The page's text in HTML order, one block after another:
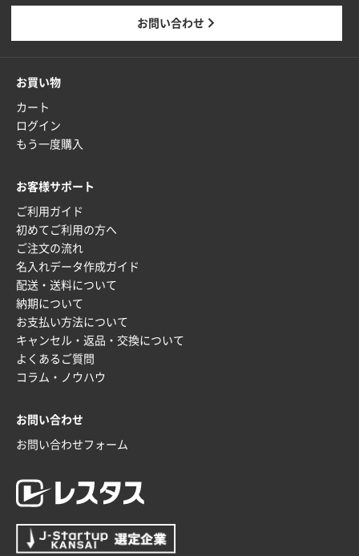
足している。
熊本県S社様
ぺんてる ビクーニャフィール
印刷範囲が広かったから、取扱商品
新潟県R社様
ワンポイントポリ袋 A4サイズ
2026年01月16日 10:53
納期が比較的短く、ロット数が豊富に選べて価格が安
かったため
山口県P社様
【トートバッグ・エコバッグ】特別ご注文ページ
③1枚
希望の商品の取り扱いがあったので
200枚
いつもきちんとしてる。
お問い合わせ
お買い物
カート
ログイン
もう一度購入
お客様サポート
ご利用ガイド
初めてご利用の方へ
ご注文の流れ
名入れデータ作成ガイド
配送・送料について
納期について
お支払い方法について
キャンセル・返品・交換について
よくあるご質問
コラム・ノウハウ
お問い合わせ
お問い合わせフォーム